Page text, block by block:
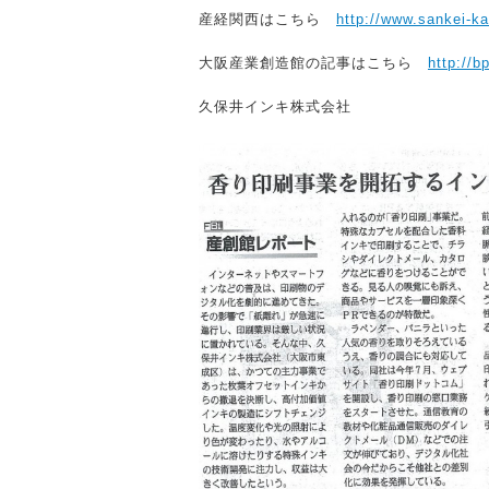
産経関西はこちら http://www.sankei-
大阪産業創造館の記事はこちら http://
久保井インキ株式会社